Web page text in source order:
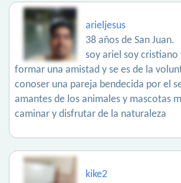
arieljesus
38 años de San Juan.
soy ariel soy cristiano
formar una amistad y se es de la
conoser una pareja bendecida por el
amantes de los animales y mascotas
caminar y disfrutar de la naturaleza
kike2